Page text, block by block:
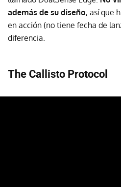
además de su diseño, así que
en acción (no tiene fecha de
diferencia.
The Callisto Protocol